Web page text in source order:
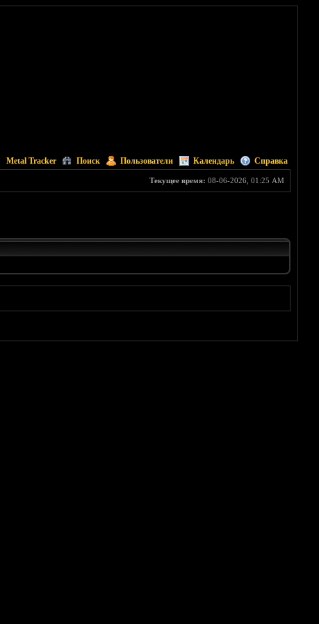
Metal Tracker Поиск Пользователи Календарь Справка
Текущее время: 08-06-2026, 01:25 AM